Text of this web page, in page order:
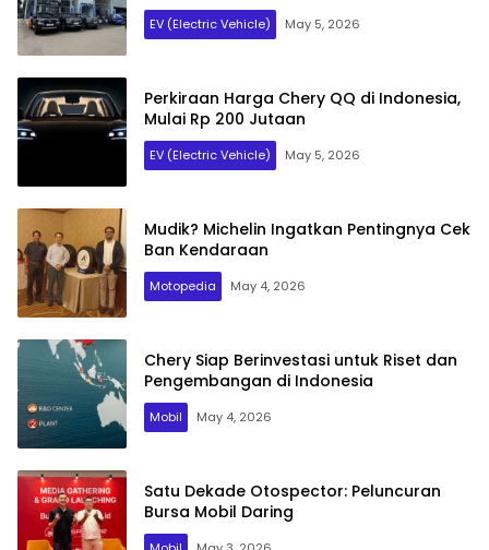
EV (Electric Vehicle) May 5, 2026
MotoNup
Perkiraan Harga Chery QQ di Indonesia,
Mulai Rp 200 Jutaan
EV (Electric Vehicle) May 5, 2026
Mudik? Michelin Ingatkan Pentingnya Cek
Ban Kendaraan
Motopedia May 4, 2026
Chery Siap Berinvestasi untuk Riset dan
Pengembangan di Indonesia
Mobil May 4, 2026
Satu Dekade Otospector: Peluncuran
Bursa Mobil Daring